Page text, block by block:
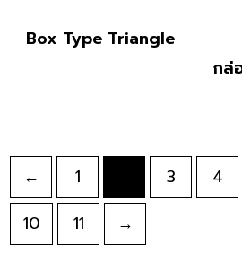
Box Type Triangle
กล่
← 1 3 4
10
11 →